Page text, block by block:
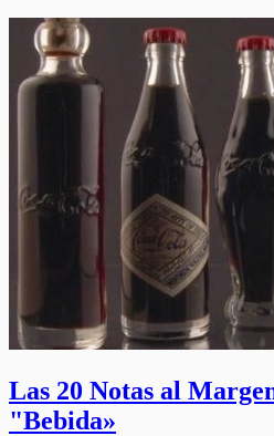
Las 20 Notas al
"Bebida»